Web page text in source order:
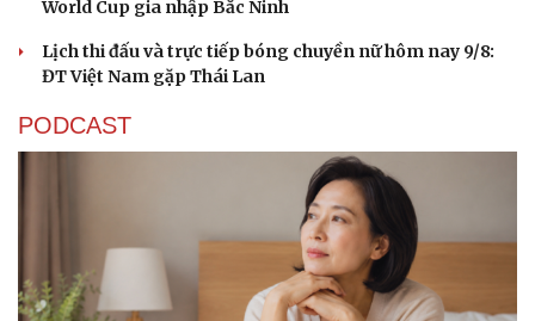
World Cup gia nhập Bắc Ninh
Lịch thi đấu và trực tiếp bóng chuyền nữ hôm nay 9/8:
ĐT Việt Nam gặp Thái Lan
PODCAST